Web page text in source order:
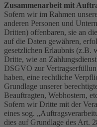
Zusammenarbeit mit
Sofern wir im Rahmen
anderen Personen und
Dritten) offenbaren, sie an
auf die Daten gewähren,
gesetzlichen Erlaubnis (z.B.
Dritte, wie an
DSGVO zur
haben, eine rechtliche
Grundlage unserer
Beauftragten, Webhostern,
Sofern wir Dritte mit der
eines sog.
dies auf Grundlage des Art.